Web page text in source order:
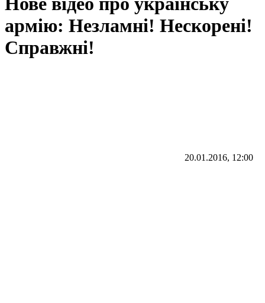
армію: Незламні! Нескорені!
Справжні!
20.01.2016, 12:00